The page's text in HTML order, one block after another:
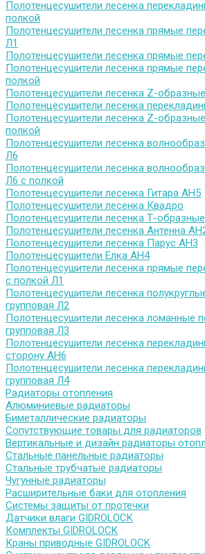
Полотенцесушители лесенка
полкой
Полотенцесушители лесенка прямые
Л1
Полотенцесушители лесенка прямые
Полотенцесушители лесенка прямые
полкой
Полотенцесушители лесенка Z-
Полотенцесушители лесенка
Полотенцесушители лесенка Z-
полкой
Полотенцесушители лесенка
Л6
Полотенцесушители лесенка
Л6 с полкой
Полотенцесушители лесенка Гитара АН5
Полотенцесушители лесенка Квадро
Полотенцесушители лесенка Т-
Полотенцесушители лесенка Антенна
Полотенцесушители лесенка Парус АН3
Полотенцесушители Елка АН4
Полотенцесушители лесенка прямые
с полкой Л1
Полотенцесушители лесенка
групповая Л2
Полотенцесушители лесенка ломанные
групповая Л3
Полотенцесушители лесенка
сторону АН6
Полотенцесушители лесенка
групповая Л4
Радиаторы отопления
Алюминиевые радиаторы
Биметаллические радиаторы
Сопутствующие товары для радиаторов
Вертикальные и дизайн радиаторы
Стальные панельные радиаторы
Стальные трубчатые радиаторы
Чугунные радиаторы
Расширительные баки для отопления
Системы защиты от протечки
Датчики влаги GIDROLOCK
Комплекты GIDROLOCK
Краны приводные GIDROLOCK